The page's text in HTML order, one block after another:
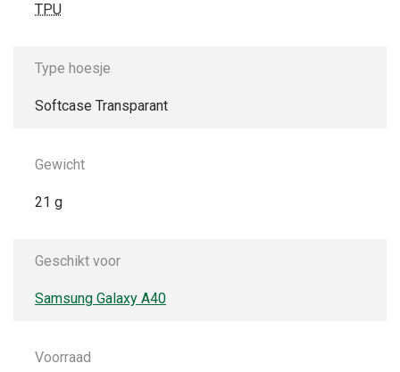
TPU
Type hoesje
Softcase Transparant
Gewicht
21 g
Geschikt voor
Samsung Galaxy A40
Voorraad